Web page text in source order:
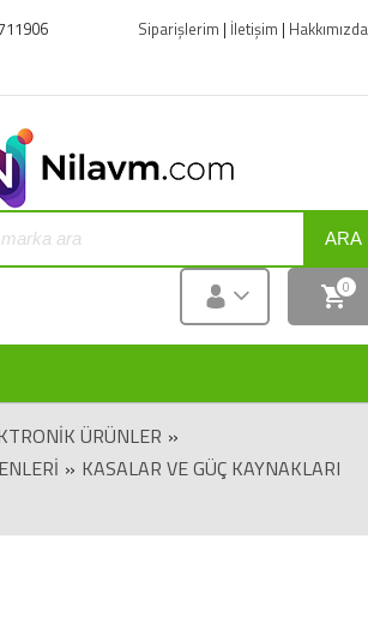
Siparişlerim | İletişim | Hakkımızda
ARA
0
ÜRÜNLER »
» KASALAR VE GÜÇ KAYNAKLARI